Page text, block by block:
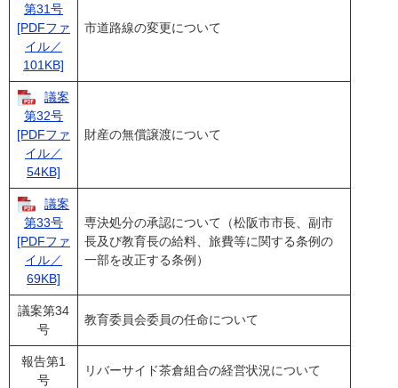
第31号
[PDFファ
イル／
101KB]
市道路線の変更について
議案
第32号
[PDFファ
イル／
54KB]
財産の無償譲渡について
議案
第33号
[PDFファ
イル／
69KB]
専決処分の承認について（松阪市市長、副市
長及び教育長の給料、旅費等に関する条例の
一部を改正する条例）
議案第34
号
教育委員会委員の任命について
報告第1
号
リバーサイド茶倉組合の経営状況について